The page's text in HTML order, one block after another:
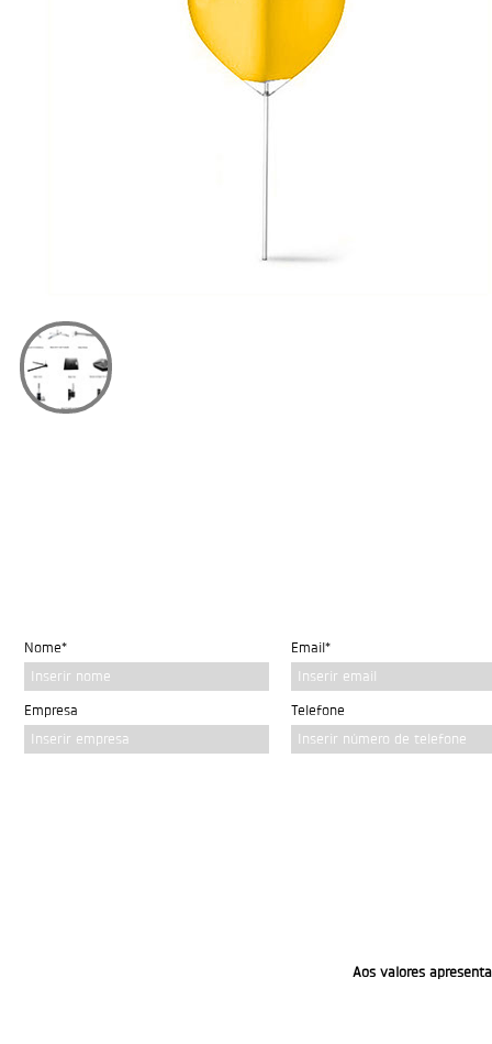
Aos valores
Nome*
Inserir nome
Email*
Inserir email
Empresa
Inserir empresa
Telefone
Inserir número de telefone